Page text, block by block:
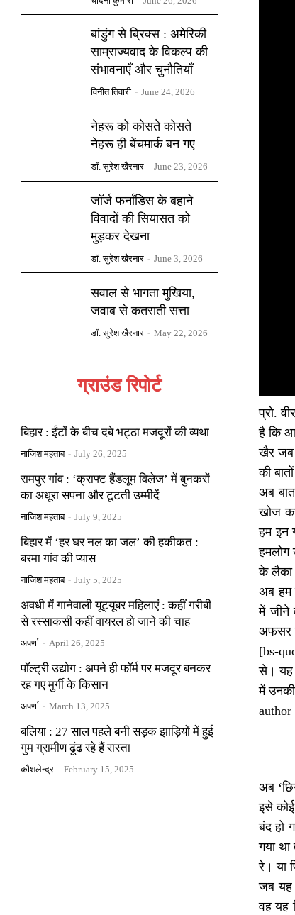
बांडुंग से ब्रिक्स : अमेरिकी
साम्राज्यवाद के विकल्प की
संभावनाएँ और चुनौतियाँ
विनीत तिवारी - June 24, 2026
नेहरू को कोसते कोसते
नेहरू ही बेंचमार्क बन गए
डॉ. सुरेश खैरनार - June 23, 2026
जॉर्ज फर्नांडिस के बहाने
विवादों की सियासत को
मुड़कर देखना
डॉ. सुरेश खैरनार - June 3, 2026
सवाल से भागता मुखिया,
जवाब से कतराती सत्ता
डॉ. सुरेश खैरनार - May 22, 2026
ग्राउंड रिपोर्ट
बिहार : ईंटों के बीच दबे भट्ठा मजदूरों की व्यथा
नाजिश महताब - July 26, 2025
रामपुर गांव : ‘क्राफ्ट हैंडलूम विलेज’ में बुनकरों
का अधूरा सपना और टूटती उम्मीदें
नाजिश महताब - July 9, 2025
बिहार में ‘हर घर नल का जल’ की हकीकत :
बरमा गांव की प्यास
नाजिश महताब - July 5, 2025
अवधी में गानेवाली यूट्यूबर महिलाएं : कहीं गरीबी
से रस्साकसी कहीं वायरल हो जाने की चाह
अपर्णा - April 26, 2025
पॉल्ट्री उद्योग : अपने ही फॉर्म पर मजदूर बनकर
रह गए मुर्गी के किसान
अपर्णा - March 13, 2025
बलिया : 27 साल पहले बनी सड़क झाड़ियों में हुई
गुम ग्रामीण ढूंढ रहे हैं रास्ता
कौशलेन्द्र - February 15, 2025
प्रो.
है कि
खैर जब
की
अब
खोज
हम इन
हमलोग
के लैका
अब हम
में जीने
अफसर
[bs-
से। यह
में
अब
इसे
बंद हो
गया
रे। या
जब यह
वह यह